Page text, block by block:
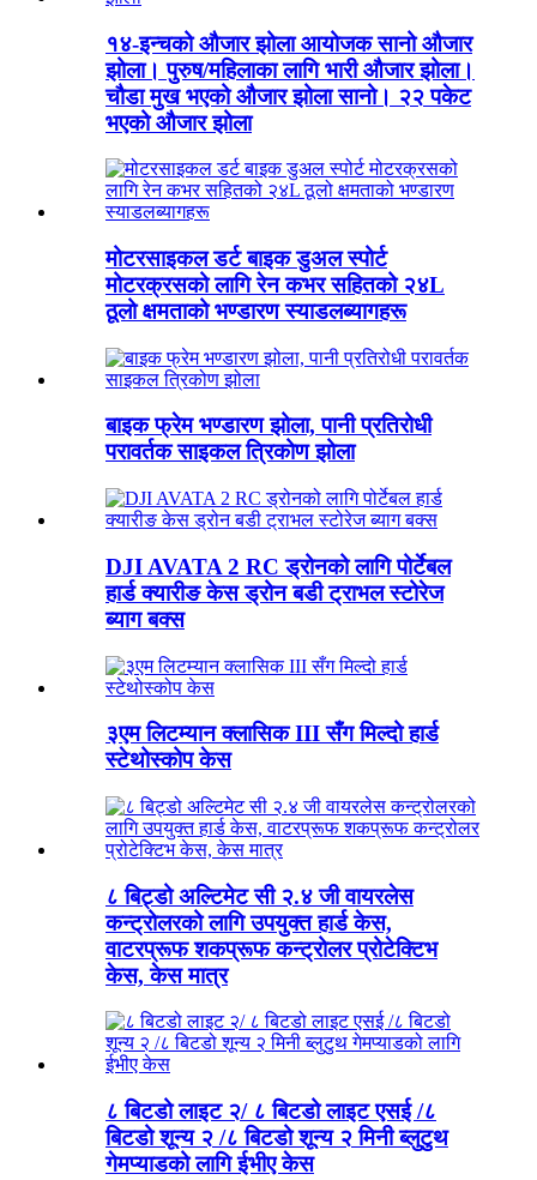
१४-इन्चको औजार झोला आयोजक सानो औजार
झोला। पुरुष/महिलाका लागि भारी औजार झोला।
चौडा मुख भएको औजार झोला सानो। २२ पकेट
भएको औजार झोला
मोटरसाइकल डर्ट बाइक डुअल स्पोर्ट
मोटरक्रसको लागि रेन कभर सहितको २४L
ठूलो क्षमताको भण्डारण स्याडलब्यागहरू
बाइक फ्रेम भण्डारण झोला, पानी प्रतिरोधी
परावर्तक साइकल त्रिकोण झोला
DJI AVATA 2 RC ड्रोनको लागि पोर्टेबल
हार्ड क्यारीङ केस ड्रोन बडी ट्राभल स्टोरेज
ब्याग बक्स
३एम लिटम्यान क्लासिक III सँग मिल्दो हार्ड
स्टेथोस्कोप केस
८ बिट्डो अल्टिमेट सी २.४ जी वायरलेस
कन्ट्रोलरको लागि उपयुक्त हार्ड केस,
वाटरप्रूफ शकप्रूफ कन्ट्रोलर प्रोटेक्टिभ
केस, केस मात्र
८ बिटडो लाइट २/ ८ बिटडो लाइट एसई /८
बिटडो शून्य २ /८ बिटडो शून्य २ मिनी ब्लुटुथ
गेमप्याडको लागि ईभीए केस